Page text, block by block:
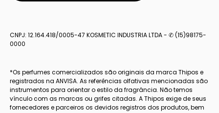
CNPJ: 12.164.418/0005-47 KOSMETIC INDUSTRIA LTDA - ✆ (15)98175-
0000
*Os perfumes comercializados são originais da marca Thipos e
registrados na ANVISA. As referências olfativas mencionadas são
instrumentos para orientar o estilo da fragrância. Não temos
vínculo com as marcas ou grifes citadas. A Thipos exige de seus
fornecedores e parceiros os devidos registros dos produtos, bem